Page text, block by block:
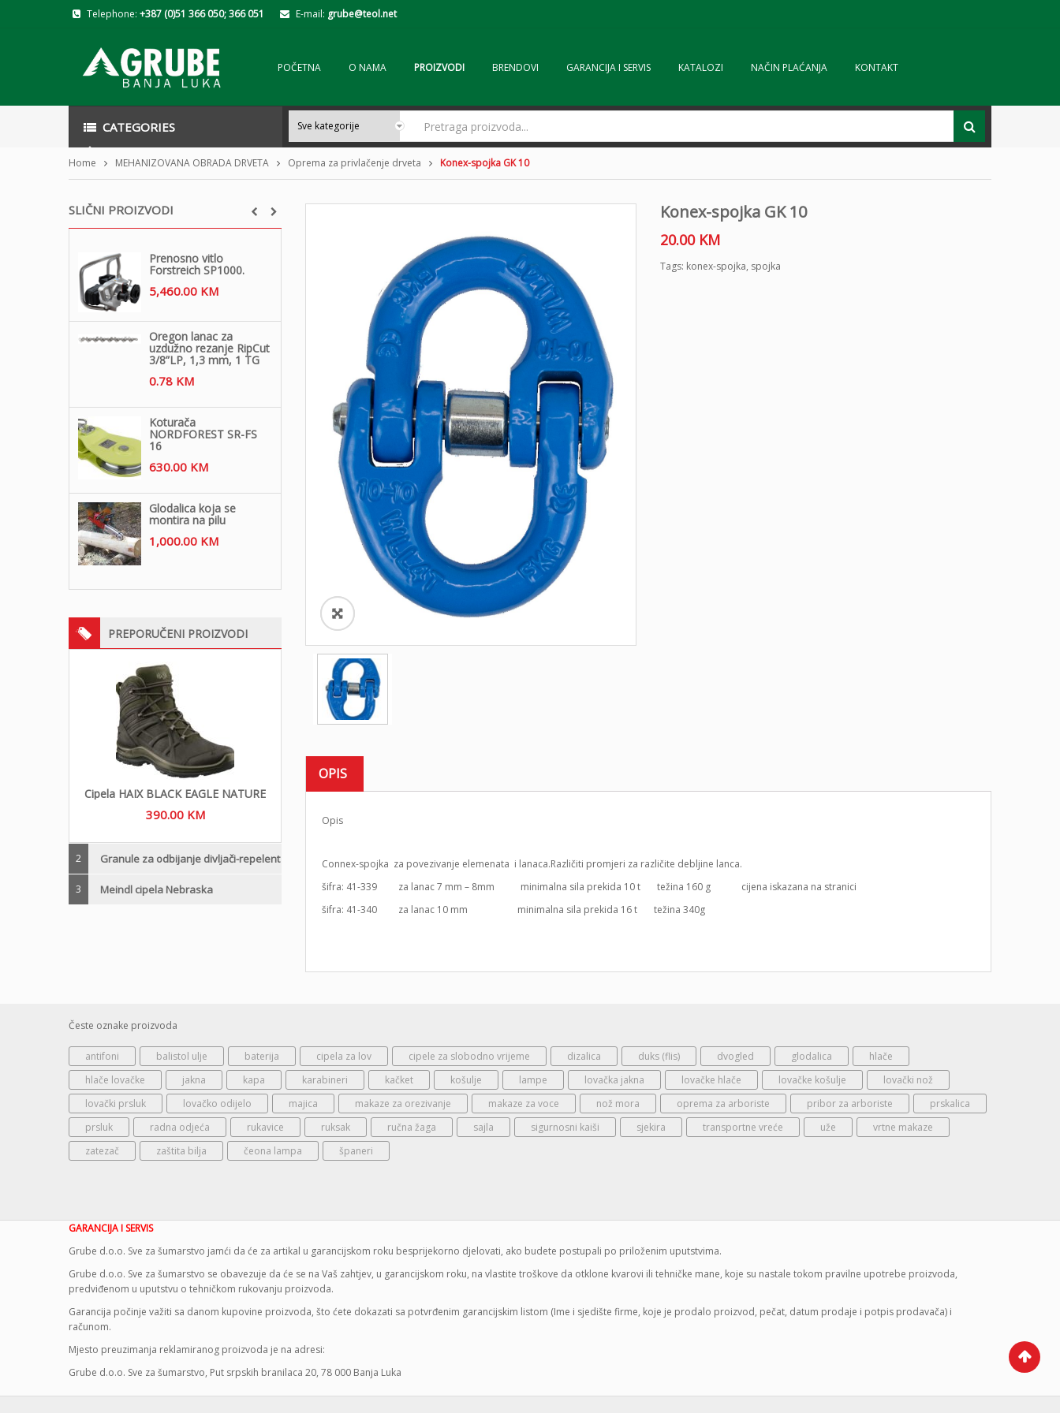
Telephone: +387 (0)51 366 050; 366 051 E-mail: grube@teol.net
POČETNA O NAMA PROIZVODI BRENDOVI GARANCIJA I SERVIS KATALOZI NAČIN PLAĆANJA KONTAKT
CATEGORIES
Home MEHANIZOVANA OBRADA DRVETA Oprema za privlačenje drveta Konex-spojka GK 10
SLIČNI PROIZVODI
Prenosno vitlo
Forstreich SP1000.
5,460.00 KM
Oregon lanac za
uzdužno rezanje RipCut
3/8”LP, 1,3 mm, 1 TG
0.78 KM
Koturača
NORDFOREST SR-FS
16
630.00 KM
Glodalica koja se
montira na pilu
1,000.00 KM
PREPORUČENI PROIZVODI
Cipela HAIX BLACK EAGLE NATURE
390.00 KM
2 Granule za odbijanje divljači-repelent
3 Meindl cipela Nebraska
Konex-spojka GK 10
20.00 KM
Tags: konex-spojka, spojka
OPIS
Opis
Connex-spojka za povezivanje elemenata i lanaca.Različiti promjeri za različite debljine lanca.
šifra: 41-339 za lanac 7 mm – 8mm minimalna sila prekida 10 t težina 160 g cijena iskazana na stranici
šifra: 41-340 za lanac 10 mm minimalna sila prekida 16 t težina 340g
Česte oznake proizvoda
antifoni balistol ulje baterija cipela za lov cipele za slobodno vrijeme dizalica duks (flis) dvogled glodalica
hlače
hlače lovačke
jakna kapa karabineri kačket košulje lampe lovačka jakna lovačke hlače lovačke košulje
lovački nož
lovački prsluk
lovačko odijelo majica makaze za orezivanje makaze za voce nož mora oprema za arboriste pribor za arboriste
prskalica
prsluk
radna odjeća rukavice ruksak ručna žaga sajla sigurnosni kaiši sjekira transportne vreće uže
vrtne makaze
zatezač
zaštita bilja čeona lampa španeri
GARANCIJA I SERVIS
Grube d.o.o. Sve za šumarstvo jamći da će za artikal u garancijskom roku besprijekorno djelovati, ako budete postupali po priloženim uputstvima.
Grube d.o.o. Sve za šumarstvo se obavezuje da će se na Vaš zahtjev, u garancijskom roku, na vlastite troškove da otklone kvarovi ili tehničke mane, koje su nastale tokom pravilne upotrebe proizvoda,
predviđenom u uputstvu o tehničkom rukovanju proizvoda.
Garancija počinje važiti sa danom kupovine proizvoda, što ćete dokazati sa potvrđenim garancijskim listom (Ime i sjedište firme, koje je prodalo proizvod, pečat, datum prodaje i potpis prodavača) i
računom.
Mjesto preuzimanja reklamiranog proizvoda je na adresi:
Grube d.o.o. Sve za šumarstvo, Put srpskih branilaca 20, 78 000 Banja Luka